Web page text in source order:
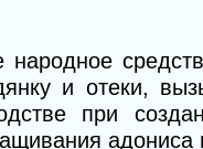
и отеки,
при
адониса